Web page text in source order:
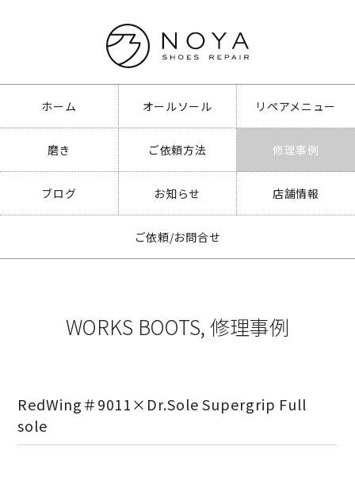
ホーム オールソール リペアメニュー
磨き ご依頼方法 修理事例
ブログ お知らせ 店舗情報
ご依頼/お問合せ
WORKS BOOTS,修理事例
RedWing＃9011×Dr.Sole Supergrip Full
sole